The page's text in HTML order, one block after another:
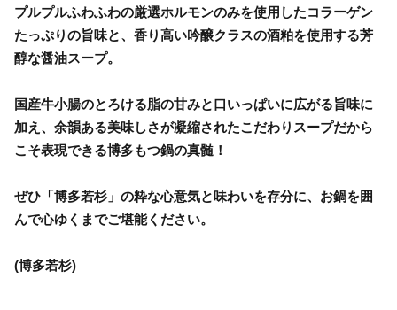
プルプルふわふわの厳選ホルモンのみを使用したコラーゲン
たっぷりの旨味と、香り高い吟醸クラスの酒粕を使用する芳
醇な醤油スープ。
国産牛小腸のとろける脂の甘みと口いっぱいに広がる旨味に
加え、余韻ある美味しさが凝縮されたこだわりスープだから
こそ表現できる博多もつ鍋の真髄！
ぜひ「博多若杉」の粋な心意気と味わいを存分に、お鍋を囲
んで心ゆくまでご堪能ください。
(博多若杉)